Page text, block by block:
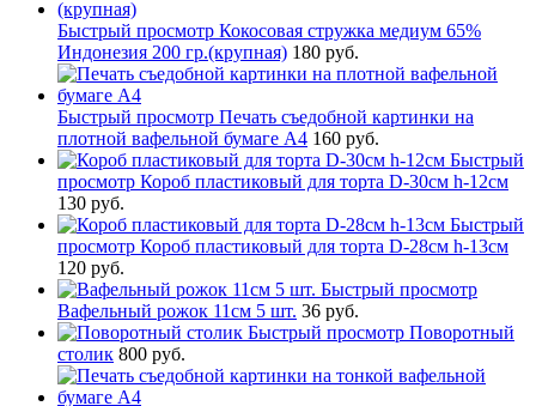
Быстрый просмотр Кокосовая стружка медиум 65%
Индонезия 200 гр.(крупная) 180 руб.
Быстрый просмотр Печать съедобной картинки на
плотной вафельной бумаге А4 160 руб.
Быстрый
просмотр Короб пластиковый для торта D-30см h-12см
130 руб.
Быстрый
просмотр Короб пластиковый для торта D-28см h-13см
120 руб.
Быстрый просмотр
Вафельный рожок 11см 5 шт. 36 руб.
Быстрый просмотр Поворотный
столик 800 руб.